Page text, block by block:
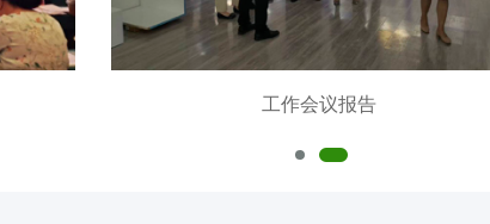
工作会议报告